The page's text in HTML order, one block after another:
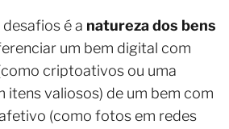
é a natureza dos bens
um bem digital com
criptoativos ou uma
itens valiosos) de um bem com
(como fotos em redes